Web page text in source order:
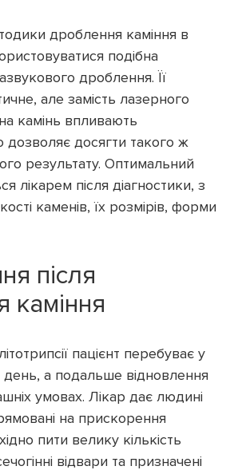
дроблення каміння в
подібна
дроблення. Її
але замість лазерного
камінь впливають
досягти такого ж
результату. Оптимальний
лікарем після діагностики, з
каменів, їх розмірів, форми
після
каміння
пацієнт перебуває у
день, а подальше відновлення
умовах. Лікар дає людині
на прискорення
пити велику кількість
відвари та призначені